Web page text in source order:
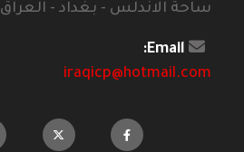
ساحة الاندلس - بغداد - العراق
Email:
iraqicp@hotmail.com